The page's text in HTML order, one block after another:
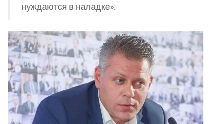
нуждаются в наладке».